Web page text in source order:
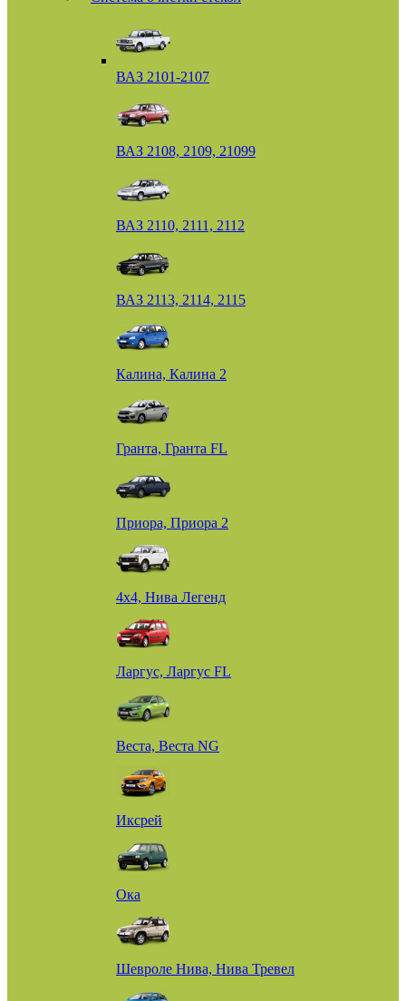
ВАЗ 2101-2107
ВАЗ 2108, 2109, 21099
ВАЗ 2110, 2111, 2112
ВАЗ 2113, 2114, 2115
Калина, Калина 2
Гранта, Гранта FL
Приора, Приора 2
4х4, Нива Легенд
Ларгус, Ларгус FL
Веста, Веста NG
Иксрей
Ока
Шевроле Нива, Нива Тревел